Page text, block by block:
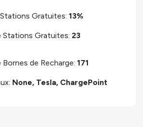
Gratuites: 13%
Stations Gratuites: 23
de Recharge: 171
None, Tesla, ChargePoint